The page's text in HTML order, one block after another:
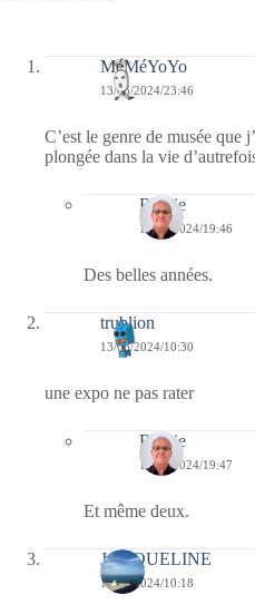
MéMéYoYo
13/06/2024/23:46
C’est le genre de musée que
plongée dans la vie
Bernie
14/06/2024/19:46
Des belles années.
trublion
13/06/2024/10:30
une expo ne pas rater
Bernie
14/06/2024/19:47
Et même deux.
JACQUELINE
13/06/2024/10:18